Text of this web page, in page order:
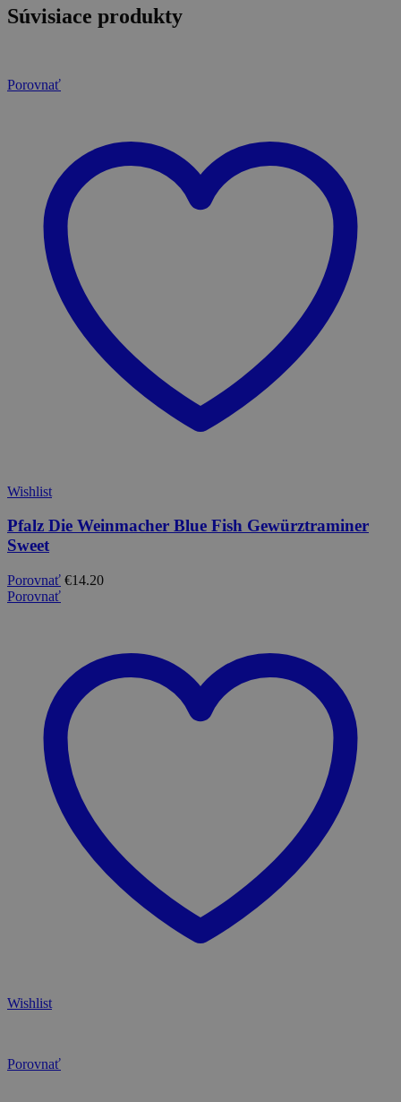
Súvisiace produkty
Porovnať
Wishlist
Pfalz Die Weinmacher Blue Fish Gewürztraminer
Sweet
Porovnať €14.20
Porovnať
Wishlist
Porovnať